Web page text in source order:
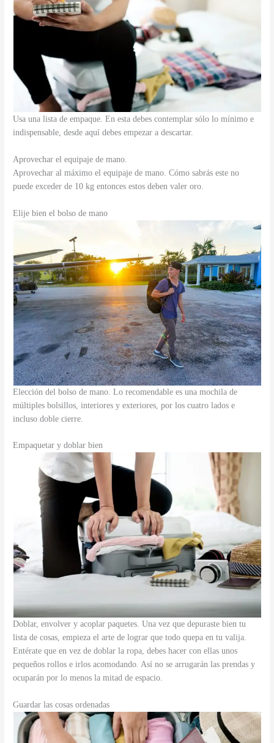
Usa una lista de empaque. En esta debes contemplar sólo lo mínimo e
indispensable, desde aquí debes empezar a descartar.
Aprovechar el equipaje de mano.
Aprovechar al máximo el equipaje de mano. Cómo sabrás este no
puede exceder de 10 kg entonces estos deben valer oro.
Elije bien el bolso de mano
Elección del bolso de mano. Lo recomendable es una mochila de
múltiples bolsillos, interiores y exteriores, por los cuatro lados e
incluso doble cierre.
Empaquetar y doblar bien
Doblar, envolver y acoplar paquetes. Una vez que depuraste bien tu
lista de cosas, empieza el arte de lograr que todo quepa en tu valija.
Entérate que en vez de doblar la ropa, debes hacer con ellas unos
pequeños rollos e irlos acomodando. Así no se arrugarán las prendas y
ocuparán por lo menos la mitad de espacio.
Guardar las cosas ordenadas